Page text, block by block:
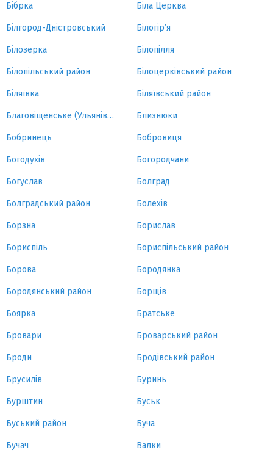
Бібрка Біла Церква
Білгород-Дністровський Білогір’я
Білозерка Білопілля
Білопільський район Білоцерківський район
Біляївка Біляївський район
Благовіщенське (Ульянівка) Близнюки
Бобринець Бобровиця
Богодухів Богородчани
Богуслав Болград
Болградський район Болехів
Борзна Борислав
Бориспіль Бориспільський район
Борова Бородянка
Бородянський район Борщів
Боярка Братське
Бровари Броварський район
Броди Бродівський район
Брусилів Буринь
Бурштин Буськ
Буський район Буча
Бучач Валки